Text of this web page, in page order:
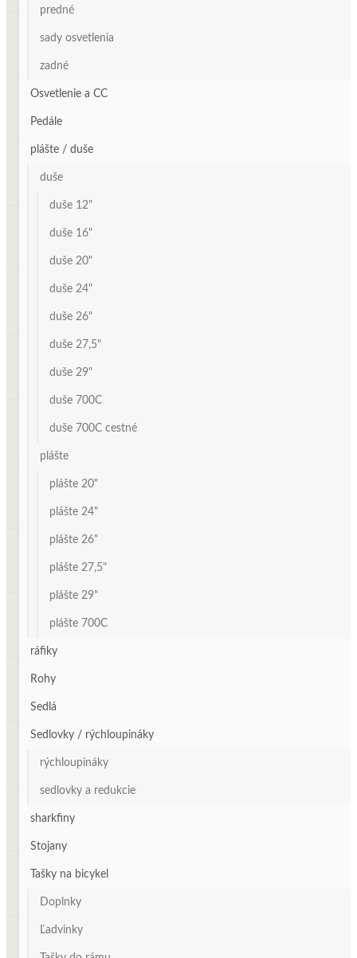
predné
sady osvetlenia
zadné
Osvetlenie a CC
Pedále
plášte / duše
duše
duše 12"
duše 16"
duše 20"
duše 24"
duše 26"
duše 27,5"
duše 29"
duše 700C
duše 700C cestné
plášte
plášte 20"
plášte 24"
plášte 26"
plášte 27,5"
plášte 29"
plášte 700C
ráfiky
Rohy
Sedlá
Sedlovky / rýchloupináky
rýchloupináky
sedlovky a redukcie
sharkfiny
Stojany
Tašky na bicykel
Doplnky
Ľadvinky